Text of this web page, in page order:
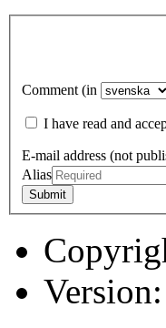
Comment (in
I have read and
E-mail address (not
Alias